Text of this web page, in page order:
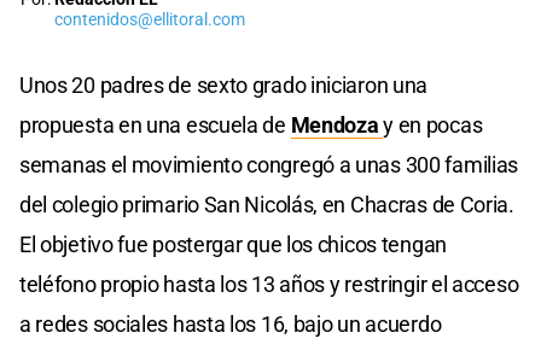
contenidos@ellitoral.com
Unos 20 padres de sexto grado iniciaron una
propuesta en una escuela de Mendozay en pocas
semanas el movimiento congregó a unas 300 familias
del colegio primario San Nicolás, en Chacras de Coria.
El objetivo fue postergar que los chicos tengan
teléfono propio hasta los 13 años y restringir el acceso
a redes sociales hasta los 16, bajo un acuerdo